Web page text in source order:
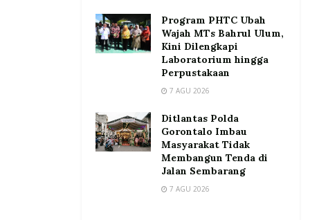
Program PHTC Ubah
Wajah MTs Bahrul Ulum,
Kini Dilengkapi
Laboratorium hingga
Perpustakaan
7 AGU 2026
Ditlantas Polda
Gorontalo Imbau
Masyarakat Tidak
Membangun Tenda di
Jalan Sembarang
7 AGU 2026